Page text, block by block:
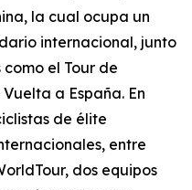
la cual ocupa un
internacional, junto
el Tour de
a España. En
de élite
entre
dos equipos